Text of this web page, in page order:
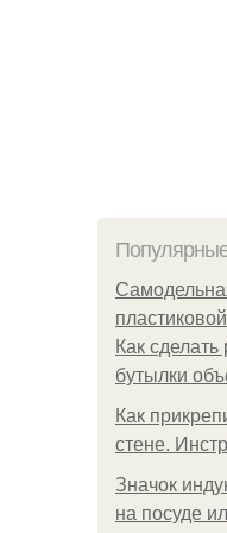
Как сделать
бутылки
Как
стене.
Значок
на посуде